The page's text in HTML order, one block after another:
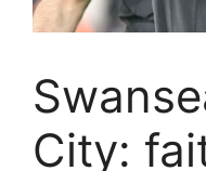
City: